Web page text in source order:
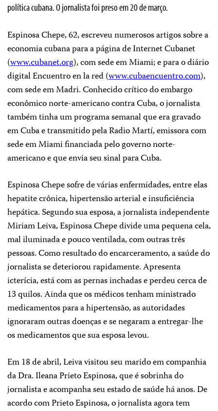
política cubana. O jornalista foi preso em 20 de março.
Espinosa Chepe, 62, escreveu numerosos artigos sobre a
economia cubana para a página de Internet Cubanet
(www.cubanet.org), com sede em Miami; e para o diário
digital Encuentro en la red (www.cubaencuentro.com),
com sede em Madri. Conhecido crítico do embargo
econômico norte-americano contra Cuba, o jornalista
também tinha um programa semanal que era gravado
em Cuba e transmitido pela Radio Martí, emissora com
sede em Miami financiada pelo governo norte-
americano e que envia seu sinal para Cuba.
Espinosa Chepe sofre de várias enfermidades, entre elas
hepatite crônica, hipertensão arterial e insuficiência
hepática. Segundo sua esposa, a jornalista independente
Miriam Leiva, Espinosa Chepe divide uma pequena cela,
mal iluminada e pouco ventilada, com outras três
pessoas. Como resultado do encarceramento, a saúde do
jornalista se deteriorou rapidamente. Apresenta
icterícia, está com as pernas inchadas e perdeu cerca de
13 quilos. Ainda que os médicos tenham ministrado
medicamentos para a hipertensão, as autoridades
ignoraram outras doenças e se negaram a entregar-lhe
os medicamentos que sua esposa levou.
Em 18 de abril, Leiva visitou seu marido em companhia
da Dra. Ileana Prieto Espinosa, que é sobrinha do
jornalista e acompanha seu estado de saúde há anos. De
acordo com Prieto Espinosa, o jornalista agora tem